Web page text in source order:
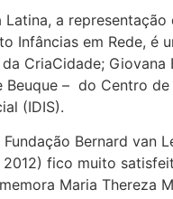
a
em Rede, é
CriaCidade;
– do Centro
(IDIS).
Bernard van
fico muito
Maria Thereza